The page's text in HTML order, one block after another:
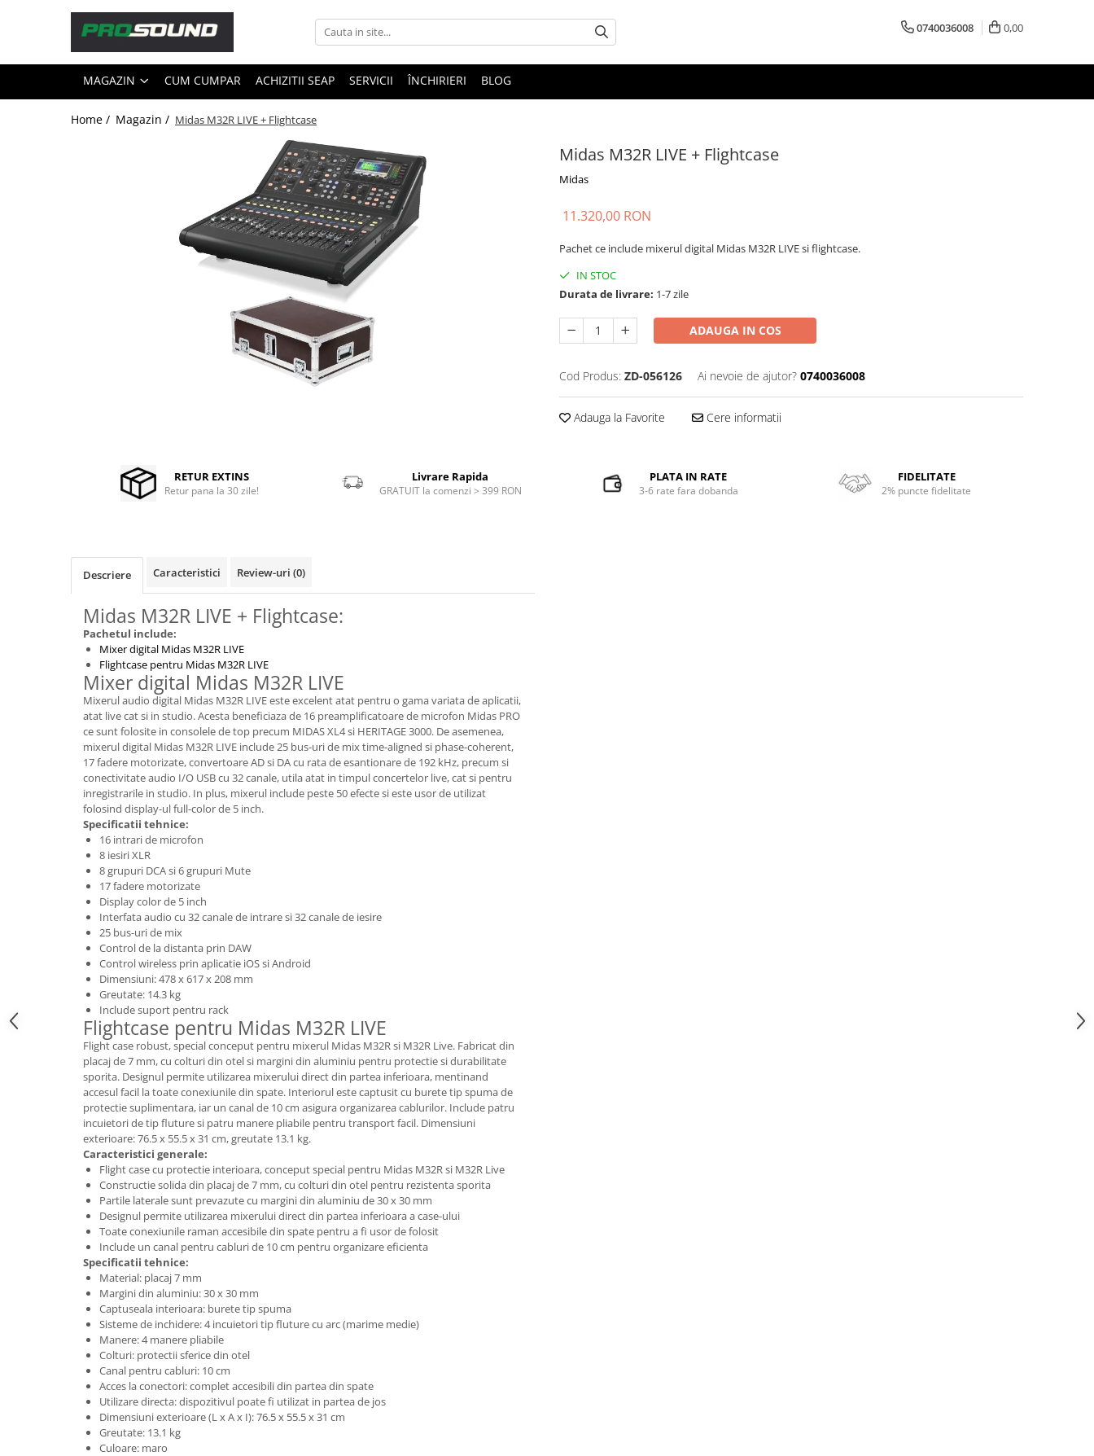
Magazin
Sonorizare / PA
Accesorii sonorizare, PA
Capsule de microfon
Case-uri de microfoane
Microfoane de masurare si
Microfoane de studio
Microfoane de Suprafata
Microfoane de voce si live
Microfoane lavaliera si headset
Microfoane podcast, USB, iOS /
Microfoane pt Camere Video
Microfoane pt instalatii si
Microfoane Ribbon
Microfoane stereo
Microfoane Suspendabile
Microfoane wireless si sisteme
Stative de microfon
Studio si inregistrari
Accesorii de microfoane
Accesorii de rack
Accesorii echipamente de studio
Controllere MIDI - USB DAW
Controllere monitoare de studio
Convertoare AD/DA
Interfete audio
Interfete MIDI si Cabluri Midi-USB
Microfoane de studio
Monitoare de studio
Preamplificatoare
Protectii antifonice pentru urechi
Recordere de studio
Recordere portabile
Sintetizatoare
Standuri si stative de monitoare
Subwoofere de studio
Tratament acustic
Lumini si efecte
Accesorii pentru lumini
Cabluri de Alimentare
Case-uri de lumini
0740036008 0,00
MAGAZIN CUM CUMPAR ACHIZITII SEAP SERVICII ÎNCHIRIERI BLOG
Home / Magazin / Midas M32R LIVE + Flightcase
Midas M32R LIVE + Flightcase
Midas
11.320,00 RON
Pachet ce include mixerul digital Midas M32R LIVE si flightcase.
IN STOC
Durata de livrare: 1-7 zile
ADAUGA IN COS
Cod Produs: ZD-056126 Ai nevoie de ajutor? 0740036008
Adauga la Favorite Cere informatii
RETUR EXTINS
Retur pana la 30 zile!
Livrare Rapida
GRATUIT la comenzi > 399 RON
PLATA IN RATE
3-6 rate fara dobanda
FIDELITATE
2% puncte fidelitate
Descriere Caracteristici Review-uri (0)
Midas M32R LIVE + Flightcase:
Pachetul include:
Mixer digital Midas M32R LIVE
Flightcase pentru Midas M32R LIVE
Mixer digital Midas M32R LIVE
Mixerul audio digital Midas M32R LIVE este excelent atat pentru o gama variata de aplicatii,
atat live cat si in studio. Acesta beneficiaza de 16 preamplificatoare de microfon Midas PRO
ce sunt folosite in consolele de top precum MIDAS XL4 si HERITAGE 3000. De asemenea,
mixerul digital Midas M32R LIVE include 25 bus-uri de mix time-aligned si phase-coherent,
17 fadere motorizate, convertoare AD si DA cu rata de esantionare de 192 kHz, precum si
conectivitate audio I/O USB cu 32 canale, utila atat in timpul concertelor live, cat si pentru
inregistrarile in studio. In plus, mixerul include peste 50 efecte si este usor de utilizat
folosind display-ul full-color de 5 inch.
Specificatii tehnice:
16 intrari de microfon
8 iesiri XLR
8 grupuri DCA si 6 grupuri Mute
17 fadere motorizate
Display color de 5 inch
Interfata audio cu 32 canale de intrare si 32 canale de iesire
25 bus-uri de mix
Control de la distanta prin DAW
Control wireless prin aplicatie iOS si Android
Dimensiuni: 478 x 617 x 208 mm
Greutate: 14.3 kg
Include suport pentru rack
Flightcase pentru Midas M32R LIVE
Flight case robust, special conceput pentru mixerul Midas M32R si M32R Live. Fabricat din
placaj de 7 mm, cu colturi din otel si margini din aluminiu pentru protectie si durabilitate
sporita. Designul permite utilizarea mixerului direct din partea inferioara, mentinand
accesul facil la toate conexiunile din spate. Interiorul este captusit cu burete tip spuma de
protectie suplimentara, iar un canal de 10 cm asigura organizarea cablurilor. Include patru
incuietori de tip fluture si patru manere pliabile pentru transport facil. Dimensiuni
exterioare: 76.5 x 55.5 x 31 cm, greutate 13.1 kg.
Caracteristici generale:
Flight case cu protectie interioara, conceput special pentru Midas M32R si M32R Live
Constructie solida din placaj de 7 mm, cu colturi din otel pentru rezistenta sporita
Partile laterale sunt prevazute cu margini din aluminiu de 30 x 30 mm
Designul permite utilizarea mixerului direct din partea inferioara a case-ului
Toate conexiunile raman accesibile din spate pentru a fi usor de folosit
Include un canal pentru cabluri de 10 cm pentru organizare eficienta
Specificatii tehnice:
Material: placaj 7 mm
Margini din aluminiu: 30 x 30 mm
Captuseala interioara: burete tip spuma
Sisteme de inchidere: 4 incuietori tip fluture cu arc (marime medie)
Manere: 4 manere pliabile
Colturi: protectii sferice din otel
Canal pentru cabluri: 10 cm
Acces la conectori: complet accesibili din partea din spate
Utilizare directa: dispozitivul poate fi utilizat in partea de jos
Dimensiuni exterioare (L x A x I): 76.5 x 55.5 x 31 cm
Greutate: 13.1 kg
Culoare: maro